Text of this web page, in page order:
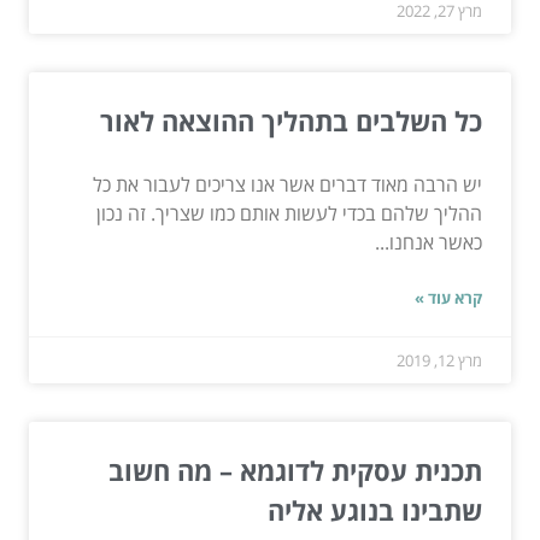
מרץ 27, 2022
כל השלבים בתהליך ההוצאה לאור
יש הרבה מאוד דברים אשר אנו צריכים לעבור את כל
ההליך שלהם בכדי לעשות אותם כמו שצריך. זה נכון
כאשר אנחנו...
קרא עוד »
מרץ 12, 2019
תכנית עסקית לדוגמא – מה חשוב
שתבינו בנוגע אליה